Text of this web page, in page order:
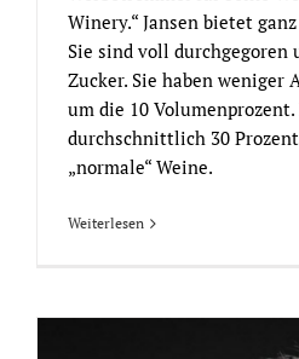
Winery.“ Jansen bietet
Sie sind voll durchgegoren
Zucker. Sie haben weniger
um die 10
durchschnittlich 30
„normale“ Weine.
Weiterlesen